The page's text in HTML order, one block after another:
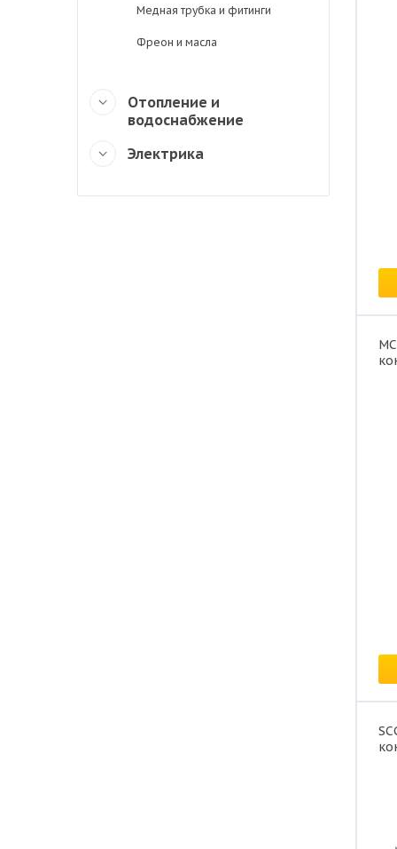
Медная трубка и фитинги
Фреон и масла
Отопление и
водоснабжение
Электрика